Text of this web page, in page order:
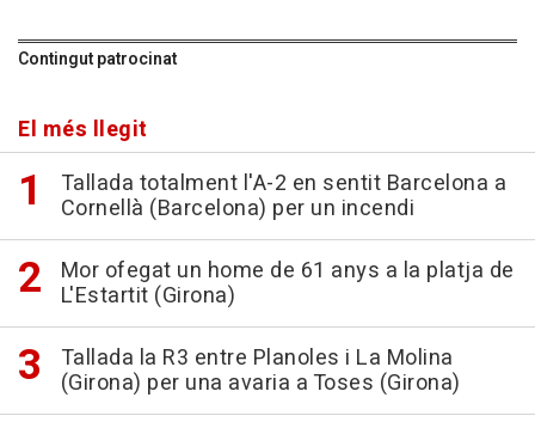
Contingut patrocinat
El més llegit
Tallada totalment l'A-2 en sentit Barcelona a
Cornellà (Barcelona) per un incendi
Mor ofegat un home de 61 anys a la platja de
L'Estartit (Girona)
Tallada la R3 entre Planoles i La Molina
(Girona) per una avaria a Toses (Girona)